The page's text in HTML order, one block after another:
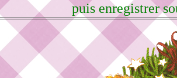
puis enregistrer